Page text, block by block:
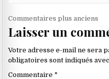
Navigation
dans
les
commentaires
Commentaires plus anciens
Laisser un
Votre adresse e-mail ne sera
obligatoires sont indiqués avec
Commentaire *